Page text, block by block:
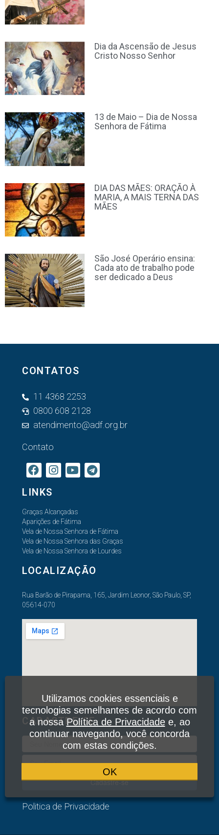
Dia da Ascensão de Jesus
Cristo Nosso Senhor
13 de Maio – Dia de Nossa
Senhora de Fátima
DIA DAS MÃES: ORAÇÃO À
MARIA, A MAIS TERNA DAS
MÃES
São José Operário ensina:
Cada ato de trabalho pode
ser dedicado a Deus
CONTATOS
11 4368 2253
0800 608 2128
atendimento@adf.org.br
Contato
LINKS
Graças Alcançadas
Aparições de Fátima
Vela de Nossa Senhora de Fátima
Vela de Nossa Senhora das Graças
Vela de Nossa Senhora de Lourdes
LOCALIZAÇÃO
Rua Barão de Pirapama, 165, Jardim Leonor, São Paulo, SP,
05614-070
CADASTRE-SE
Cadastre-se
Politica de Privacidade
Utilizamos cookies essenciais e
tecnologias semelhantes de acordo com
a nossaPolítica de Privacidadee, ao
continuar navegando, você concorda
com estas condições.
OK